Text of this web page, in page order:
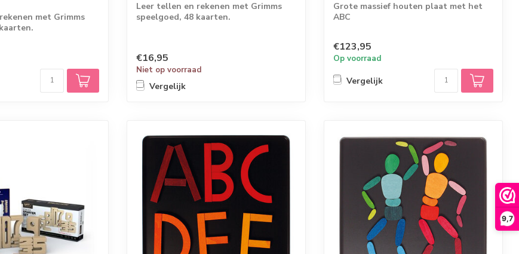
9,7
met Grimms
Leer tellen en rekenen met Grimms
speelgoed, 48 kaarten.
€16,95
Niet op voorraad
Vergelijk
Grote massief houten plaat met het
ABC
€123,95
Op voorraad
Vergelijk